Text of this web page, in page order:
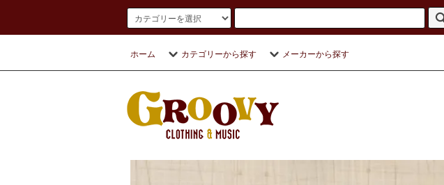
ホーム カテゴリーから探す メーカーから探す